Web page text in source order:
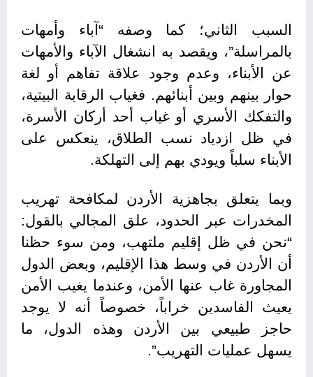
السبب الثاني؛ كما وصفه “آباء وأمهات
بالمراسلة”، ويقصد به انشغال الآباء والأمهات
عن الأبناء، وعدم وجود علاقة تفاهم أو لغة
حوار بينهم وبين أبنائهم. فغياب الرقابة البيتية،
والتفكك الأسري أو غياب أحد أركان الأسرة،
في ظل ازدياد نسب الطلاق، ينعكس على
الأبناء سلباً ويودي بهم إلى التهلكة.
وبما يتعلق بجاهزية الأردن لمكافحة تهريب
المخدرات عبر الحدود، علق المجالي بالقول:
“نحن في ظل إقليم ملتهب، ومن سوء حظنا
أن الأردن في وسط هذا الإقليم، وبعض الدول
المجاورة غاب عنها الأمن، وعندما يغيب الأمن
يعيث الفاسدين خراباً، خصوصاً أنه لا يوجد
حاجز طبيعي بين الأردن وهذه الدول، ما
يسهل عمليات التهريب”.